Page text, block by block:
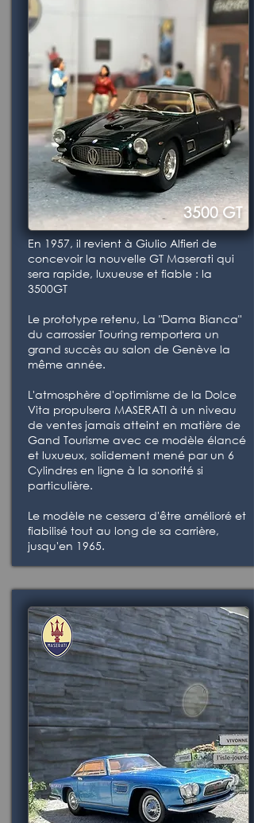
3500 GT
En 1957, il revient à Giulio Alfieri de
concevoir la nouvelle GT Maserati qui
sera rapide, luxueuse et fiable : la
3500GT
Le prototype retenu, La "Dama Bianca"
du carrossier Touring remportera un
grand succès au salon de Genève la
même année.
L'atmosphère d'optimisme de la Dolce
Vita propulsera MASERATI à un niveau
de ventes jamais atteint en matière de
Gand Tourisme avec ce modèle élancé
et luxueux, solidement mené par un 6
Cylindres en ligne à la sonorité si
particulière.
Le modèle ne cessera d'être amélioré et
fiabilisé tout au long de sa carrière,
jusqu'en 1965.